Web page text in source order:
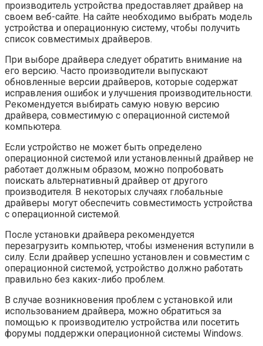
производитель устройства предоставляет драйвер на
своем веб-сайте. На сайте необходимо выбрать модель
устройства и операционную систему, чтобы получить
список совместимых драйверов.
При выборе драйвера следует обратить внимание на
его версию. Часто производители выпускают
обновленные версии драйверов, которые содержат
исправления ошибок и улучшения производительности.
Рекомендуется выбирать самую новую версию
драйвера, совместимую с операционной системой
компьютера.
Если устройство не может быть определено
операционной системой или установленный драйвер не
работает должным образом, можно попробовать
поискать альтернативный драйвер от другого
производителя. В некоторых случаях глобальные
драйверы могут обеспечить совместимость устройства
с операционной системой.
После установки драйвера рекомендуется
перезагрузить компьютер, чтобы изменения вступили в
силу. Если драйвер успешно установлен и совместим с
операционной системой, устройство должно работать
правильно без каких-либо проблем.
В случае возникновения проблем с установкой или
использованием драйвера, можно обратиться за
помощью к производителю устройства или посетить
форумы поддержки операционной системы Windows.